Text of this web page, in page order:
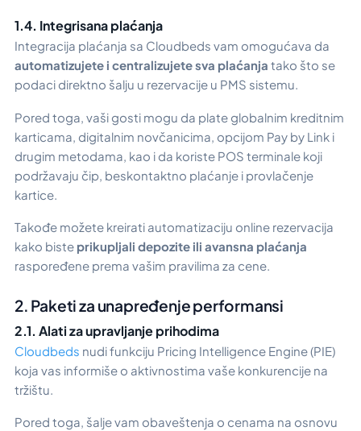
1.4. Integrisana plaćanja
Integracija plaćanja sa Cloudbeds vam omogućava da
automatizujete i centralizujete sva plaćanja tako što se
podaci direktno šalju u rezervacije u PMS sistemu.
Pored toga, vaši gosti mogu da plate globalnim kreditnim
karticama, digitalnim novčanicima, opcijom Pay by Link i
drugim metodama, kao i da koriste POS terminale koji
podržavaju čip, beskontaktno plaćanje i provlačenje
kartice.
Takođe možete kreirati automatizaciju online rezervacija
kako biste prikupljali depozite ili avansna plaćanja
raspoređene prema vašim pravilima za cene.
2. Paketi za unapređenje performansi
2.1. Alati za upravljanje prihodima
Cloudbeds nudi funkciju Pricing Intelligence Engine (PIE)
koja vas informiše o aktivnostima vaše konkurencije na
tržištu.
Pored toga, šalje vam obaveštenja o cenama na osnovu